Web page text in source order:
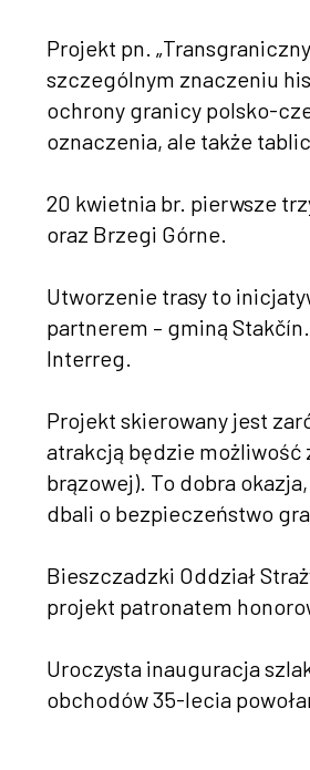
Projekt pn.
szczególnym znaczeniu
ochrony granicy polsko-
oznaczenia, ale także
20 kwietnia br. pierwsze
oraz Brzegi Górne.
Utworzenie trasy to
partnerem – gminą
Interreg.
Projekt skierowany jest
atrakcją będzie możliwość
brązowej). To dobra
dbali o bezpieczeństwo
Bieszczadzki Oddział
projekt patronatem
Uroczysta inauguracja
obchodów 35-lecia